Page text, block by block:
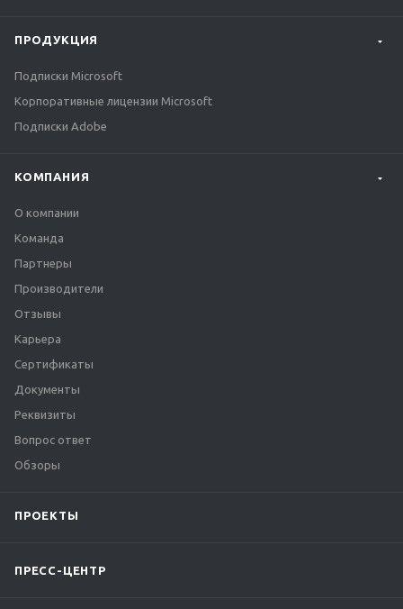
ПРОДУКЦИЯ
Подписки Microsoft
Корпоративные лицензии Microsoft
Подписки Adobe
КОМПАНИЯ
О компании
Команда
Партнеры
Производители
Отзывы
Карьера
Сертификаты
Документы
Реквизиты
Вопрос ответ
Обзоры
ПРОЕКТЫ
ПРЕСС-ЦЕНТР